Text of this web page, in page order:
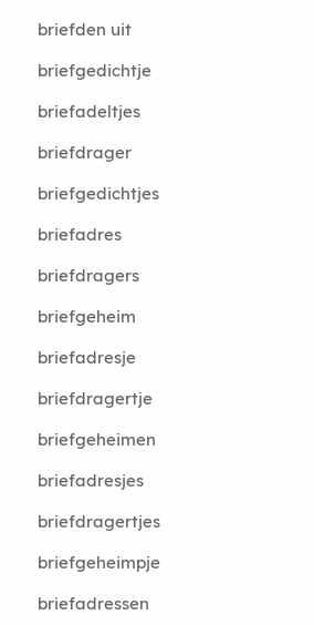
briefden uit
briefgedichtje
briefadeltjes
briefdrager
briefgedichtjes
briefadres
briefdragers
briefgeheim
briefadresje
briefdragertje
briefgeheimen
briefadresjes
briefdragertjes
briefgeheimpje
briefadressen